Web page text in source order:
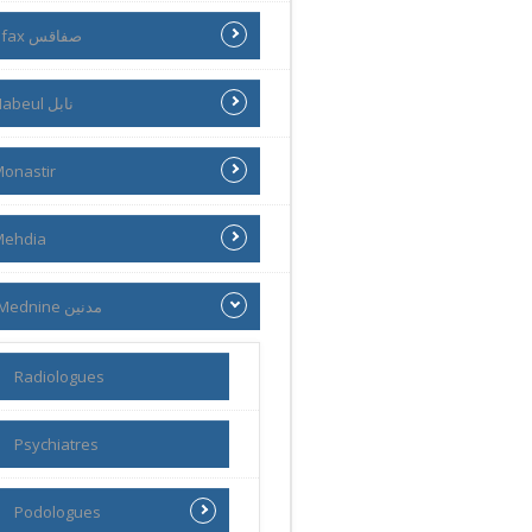
Sfax صفاقس
Nabeul نابل
Mednine مدنين
Radiologues
Psychiatres
Podologues